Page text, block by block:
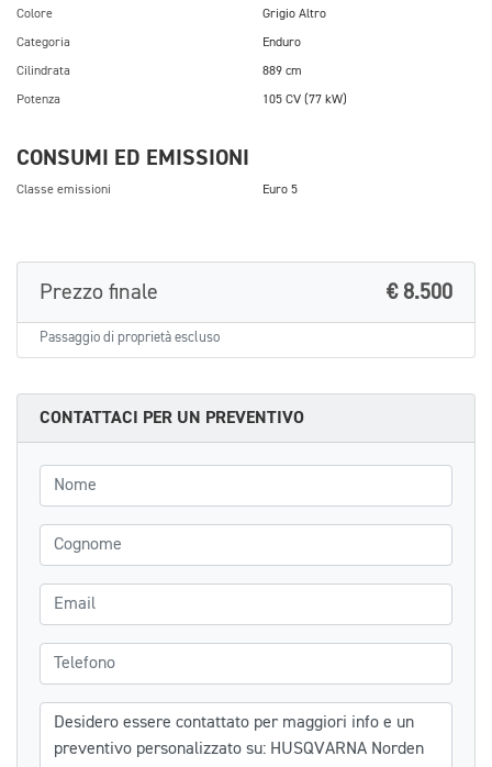
Colore Grigio Altro
Categoria Enduro
Cilindrata 889 cm
Potenza 105 CV (77 kW)
CONSUMI ED EMISSIONI
Classe emissioni Euro 5
Prezzo finale € 8.500
Passaggio di proprietà escluso
CONTATTACI PER UN PREVENTIVO
Nome
Cognome
Email
Telefono
Messaggio